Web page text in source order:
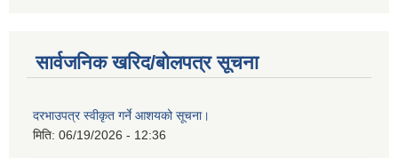
सार्वजनिक खरिद/बोलपत्र सूचना
दरभाउपत्र स्वीकृत गर्ने आशयको सूचना।
मिति: 06/19/2026 - 12:36